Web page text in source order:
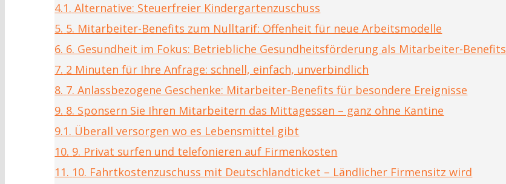
4.1. Alternative: Steuerfreier Kindergartenzuschuss
5. 5. Mitarbeiter-Benefits zum Nulltarif: Offenheit für neue Arbeitsmodelle
6. 6. Gesundheit im Fokus: Betriebliche Gesundheitsförderung als Mitarbeiter-Benefits
7. 2 Minuten für Ihre Anfrage: schnell, einfach, unverbindlich
8. 7. Anlassbezogene Geschenke: Mitarbeiter-Benefits für besondere Ereignisse
9. 8. Sponsern Sie Ihren Mitarbeitern das Mittagessen – ganz ohne Kantine
9.1. Überall versorgen wo es Lebensmittel gibt
10. 9. Privat surfen und telefonieren auf Firmenkosten
11. 10. Fahrtkostenzuschuss mit Deutschlandticket – Ländlicher Firmensitz wird